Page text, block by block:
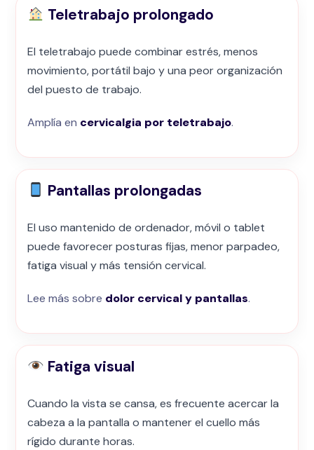
Teletrabajo prolongado
El teletrabajo puede combinar estrés, menos
movimiento, portátil bajo y una peor organización
del puesto de trabajo.
Amplía en cervicalgia por teletrabajo.
Pantallas prolongadas
El uso mantenido de ordenador, móvil o tablet
puede favorecer posturas fijas, menor parpadeo,
fatiga visual y más tensión cervical.
Lee más sobre dolor cervical y pantallas.
Fatiga visual
Cuando la vista se cansa, es frecuente acercar la
cabeza a la pantalla o mantener el cuello más
rígido durante horas.